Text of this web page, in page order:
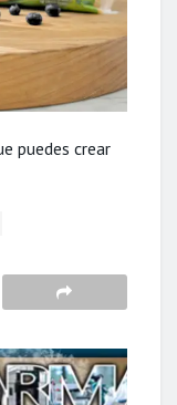
puedes crear